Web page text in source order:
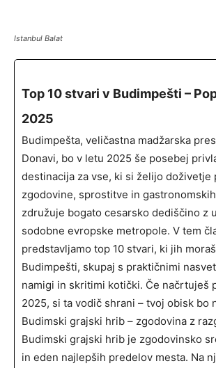
Istanbul Balat
Top 10 stvari v Budimpešti –
2025
Budimpešta, veličastna madžarska
Donavi, bo v letu 2025 še posebej
destinacija za vse, ki si želijo doživetje
zgodovine, sprostitve in
združuje bogato cesarsko dediščino z
sodobne evropske metropole. V tem
predstavljamo top 10 stvari, ki jih
Budimpešti, skupaj s praktičnimi
namigi in skritimi kotički. Če načrtuješ
2025, si ta vodič shrani – tvoj obisk bo
Budimski grajski hrib – zgodovina z
Budimski grajski hrib je zgodovinsko
in eden najlepših predelov mesta. Na